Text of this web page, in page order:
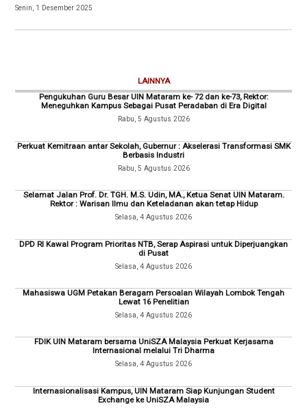
Senin, 1 Desember 2025
LAINNYA
Pengukuhan Guru Besar UIN Mataram ke- 72 dan ke-73, Rektor:
Meneguhkan Kampus Sebagai Pusat Peradaban di Era Digital
Rabu, 5 Agustus 2026
Perkuat Kemitraan antar Sekolah, Gubernur : Akselerasi Transformasi SMK
Berbasis Industri
Rabu, 5 Agustus 2026
Selamat Jalan Prof. Dr. TGH. M.S. Udin, MA., Ketua Senat UIN Mataram.
Rektor : Warisan Ilmu dan Keteladanan akan tetap Hidup
Selasa, 4 Agustus 2026
DPD RI Kawal Program Prioritas NTB, Serap Aspirasi untuk Diperjuangkan
di Pusat
Selasa, 4 Agustus 2026
Mahasiswa UGM Petakan Beragam Persoalan Wilayah Lombok Tengah
Lewat 16 Penelitian
Selasa, 4 Agustus 2026
FDIK UIN Mataram bersama UniSZA Malaysia Perkuat Kerjasama
Internasional melalui Tri Dharma
Selasa, 4 Agustus 2026
Internasionalisasi Kampus, UIN Mataram Siap Kunjungan Student
Exchange ke UniSZA Malaysia